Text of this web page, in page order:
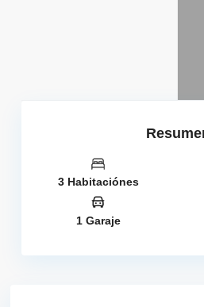
3 Habitaciónes
1 Garaje